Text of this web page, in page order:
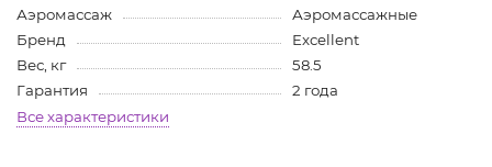
Аэромассаж
Аэромассажные
Бренд
Excellent
Вес, кг
58.5
Гарантия
2 года
Все характеристики